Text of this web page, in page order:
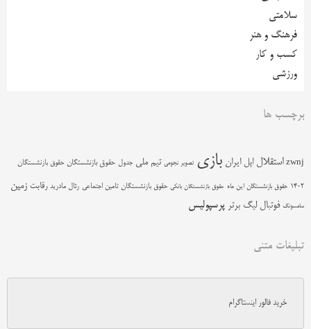
سلامتی
فرهنگ و هنر
کسب و کار
ورزشی
برچسب ها
zwnj استقلال اپل ایران بازی تصویر نجومی تیم ملی جدول حقوق بازنشستگان حقوق بازنشستگان
1402 حقوق بازنشستگان این ماه حقوق بازنشستگان بانکی حقوق بازنشستگان تامین اجتماعی رئال مادرید رقابت زمین
سامسونگ فوتبال لیگ برتر پرسپولیس
تبلیغات متنی
خرید فالور اینستاگرام